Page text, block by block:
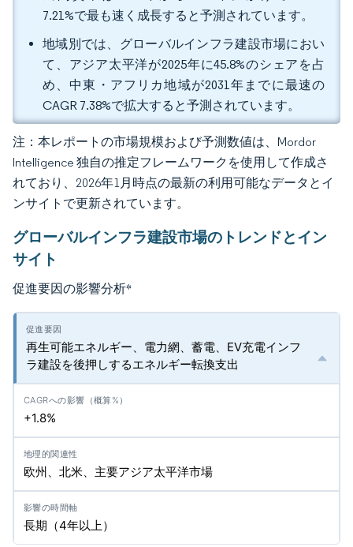
7.21%で最も速く成長すると予測されています。
地域別では、グローバルインフラ建設市場におい
て、アジア太平洋が2025年に45.8%のシェアを占
め、中東・アフリカ地域が2031年までに最速の
CAGR 7.38%で拡大すると予測されています。
注：本レポートの市場規模および予測数値は、Mordor
Intelligence 独自の推定フレームワークを使用して作成さ
れており、2026年1月時点の最新の利用可能なデータとイ
ンサイトで更新されています。
グローバルインフラ建設市場のトレンドとイン
サイト
促進要因の影響分析*
再生可能エネルギー、電力網、蓄電、EV充電インフ
ラ建設を後押しするエネルギー転換支出
+1.8%
欧州、北米、主要アジア太平洋市場
長期（4年以上）